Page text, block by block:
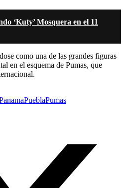
‘Kuty’ Mosquera en el 11
como una de las grandes figuras
en el esquema de Pumas, que
PueblaPumas